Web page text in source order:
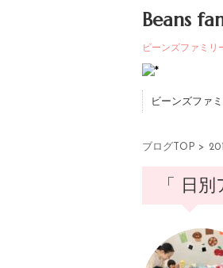
Beans
ビーンズファミ
ビーンズファ
ブログTOP >
「 日